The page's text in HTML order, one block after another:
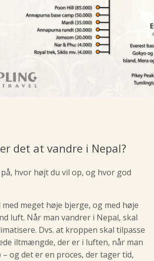
det at vandre i Nepal?
hvor højt du vil op, og hvor god
meget høje bjerge, og med høje
luft. Når man vandrer i Nepal, skal
Dvs. at kroppen skal tilpasse
iltmængde, der er i luften, når man
og det er en proces, der tager tid,